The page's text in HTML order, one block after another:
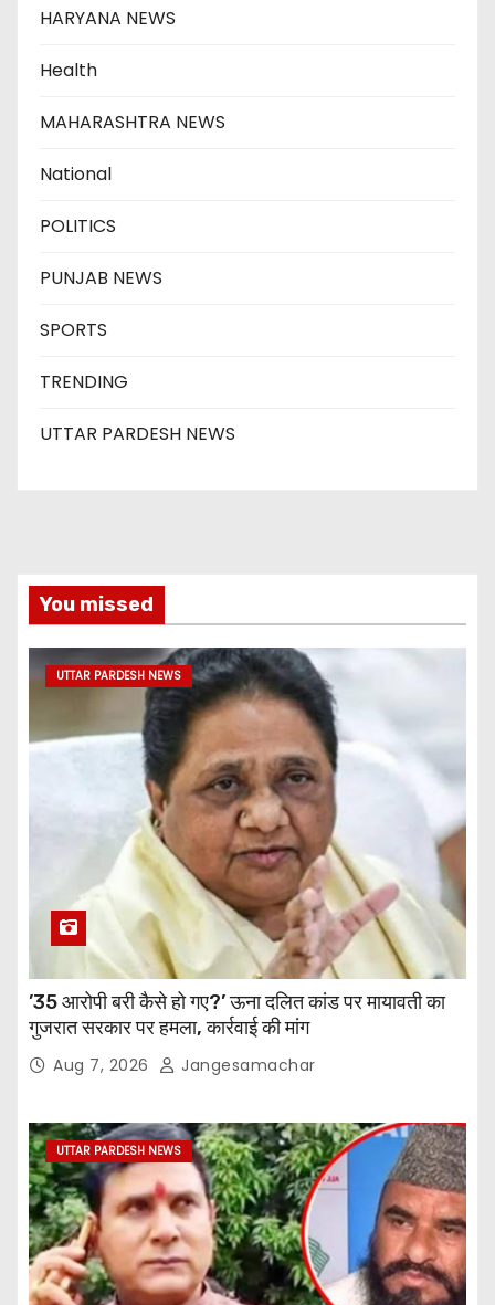
HARYANA NEWS
Health
MAHARASHTRA NEWS
National
POLITICS
PUNJAB NEWS
SPORTS
TRENDING
UTTAR PARDESH NEWS
You missed
UTTAR PARDESH NEWS
’35 आरोपी बरी कैसे हो गए?’ ऊना दलित कांड पर मायावती का
गुजरात सरकार पर हमला, कार्रवाई की मांग
Aug 7, 2026 Jangesamachar
UTTAR PARDESH NEWS